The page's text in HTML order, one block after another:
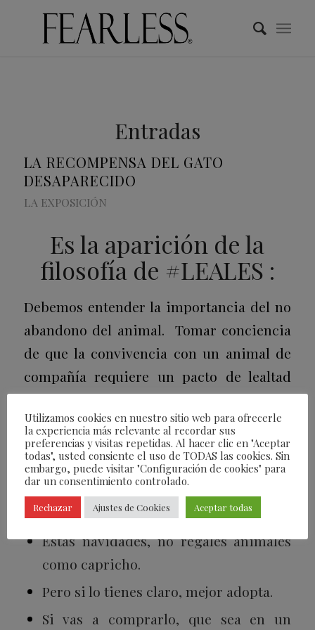
Entradas
LA RECOMPENSA DEL GATO
DESAPARECIDO
LA EXPOSICIÓN
Es la aparición de la
filosofía de #LEALES :
Debemos entender la importancia del no
abandono del animal. Tomar conciencia
de que la convivencia con un animal de
compañía requiere un pacto de lealtad
con el animal y el medioambiente.
Ellos son #LEALES contigo, y este es
nuestro deber con ellos. Porque la lealtad
es un intercambio de valores, de
compromisos, de entrega.
Estas navidades, no regales animales
como capricho.
Pero si lo tienes claro, mejor adopta.
Si vas a comprarlo, que sea en un
Utilizamos cookies en nuestro sitio web para ofrecerle
la experiencia más relevante al recordar sus
preferencias y visitas repetidas. Al hacer clic en "Aceptar
todas", usted consiente el uso de TODAS las cookies. Sin
embargo, puede visitar "Configuración de cookies" para
dar un consentimiento controlado.
Rechazar Ajustes de Cookies Aceptar todas